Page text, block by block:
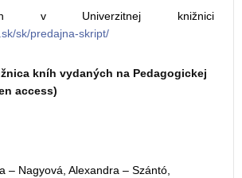
v Univerzitnej knižnici
sk/predajna-skript/
kníh vydaných na Pedagogickej
access)
– Nagyová, Alexandra – Szántó,